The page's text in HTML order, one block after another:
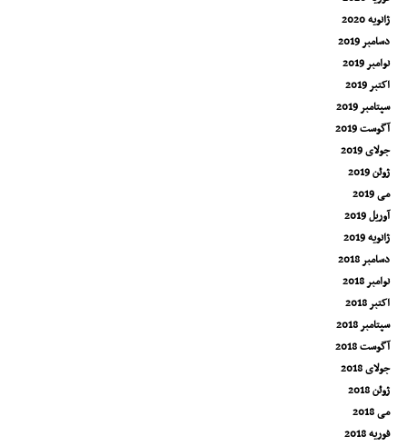
ژانویه 2020
دسامبر 2019
نوامبر 2019
اکتبر 2019
سپتامبر 2019
آگوست 2019
جولای 2019
ژوئن 2019
می 2019
آوریل 2019
ژانویه 2019
دسامبر 2018
نوامبر 2018
اکتبر 2018
سپتامبر 2018
آگوست 2018
جولای 2018
ژوئن 2018
می 2018
فوریه 2018